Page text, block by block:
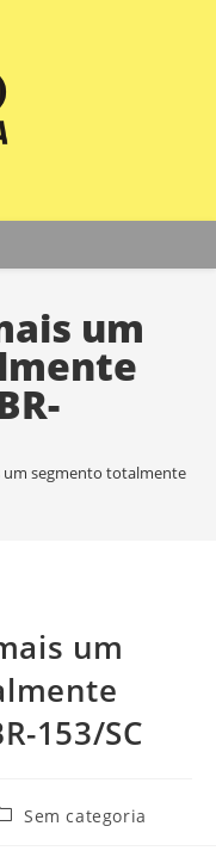
um
um segmento totalmente
um
153/SC
Sem categoria